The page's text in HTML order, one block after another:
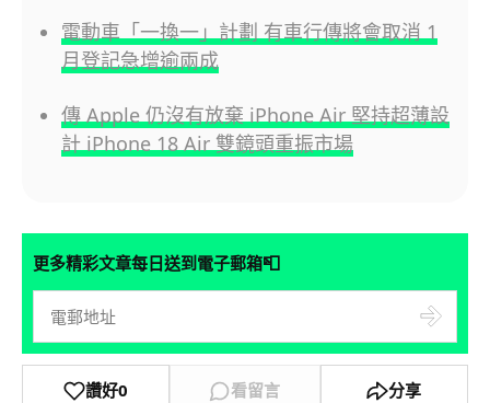
電動車「一換一」計劃 有車行傳將會取消 1
月登記急增逾兩成
傳 Apple 仍沒有放棄 iPhone Air 堅持超薄設
計 iPhone 18 Air 雙鏡頭重振市場
更多精彩文章每日送到電子郵箱📮
讚好0 看留言 分享